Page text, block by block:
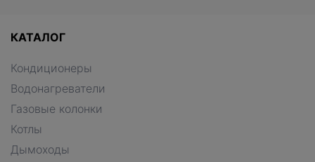
КАТАЛОГ
Кондиционеры
Водонагреватели
Газовые колонки
Котлы
Дымоходы